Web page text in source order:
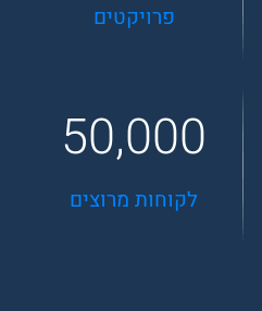
פרויקטים
50,000
לקוחות מרוצים